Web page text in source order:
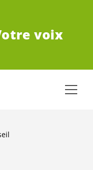
voix